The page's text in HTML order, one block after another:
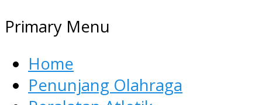
Primary Menu
Home
Penunjang Olahraga